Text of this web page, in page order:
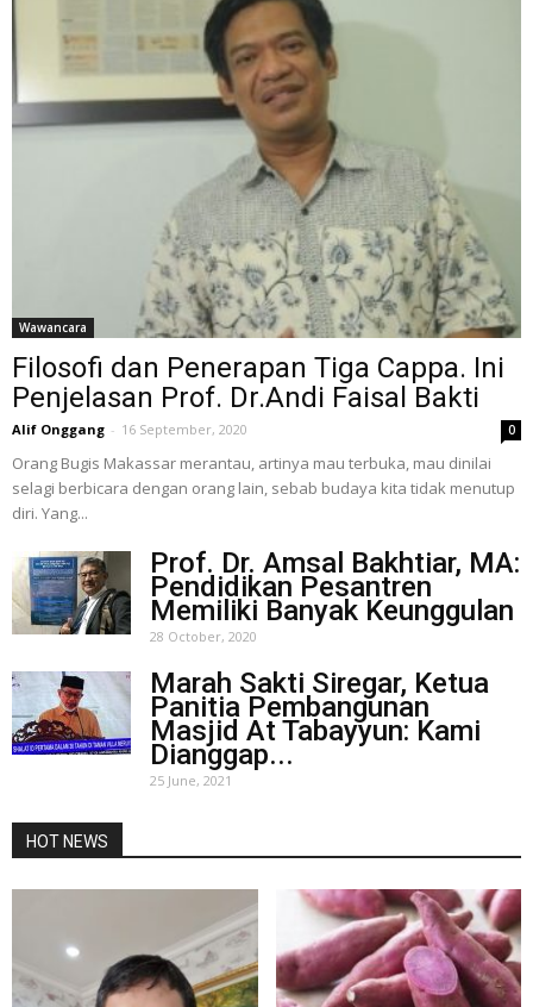
Wawancara
Filosofi dan Penerapan Tiga Cappa. Ini
Penjelasan Prof. Dr.Andi Faisal Bakti
Alif Onggang - 16 September, 2020 0
Orang Bugis Makassar merantau, artinya mau terbuka, mau dinilai
selagi berbicara dengan orang lain, sebab budaya kita tidak menutup
diri. Yang...
Prof. Dr. Amsal Bakhtiar, MA:
Pendidikan Pesantren
Memiliki Banyak Keunggulan
28 October, 2020
Marah Sakti Siregar, Ketua
Panitia Pembangunan
Masjid At Tabayyun: Kami
Dianggap...
25 June, 2021
HOT NEWS